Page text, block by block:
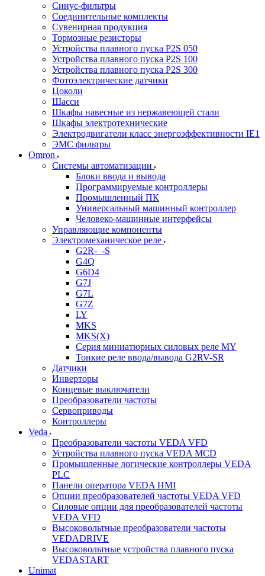
Синус-фильтры
Соединительные комплекты
Сувенирная продукция
Тормозные резисторы
Устройства плавного пуска P2S 050
Устройства плавного пуска P2S 100
Устройства плавного пуска P2S 300
Фотоэлектрические датчики
Цоколи
Шасси
Шкафы навесные из нержавеющей стали
Шкафы электротехнические
Электродвигатели класс энергоэффективности IE1
ЭМС фильтры
Omron
Системы автоматизации
Блоки ввода и вывода
Программируемые контроллеры
Промышленный ПК
Универсальный машинный контроллер
Человеко-машинные интерфейсы
Управляющие компоненты
Электромеханическое реле
G2R-_-S
G4Q
G6D4
G7J
G7L
G7Z
LY
MKS
MKS(X)
Серия миниатюрных силовых реле MY
Тонкие реле ввода/вывода G2RV-SR
Датчики
Инверторы
Концевые выключатели
Преобразователи частоты
Сервоприводы
Контроллеры
Veda
Преобразователи частоты VEDA VFD
Устройства плавного пуска VEDA MCD
Промышленные логические контроллеры VEDA
PLC
Панели оператора VEDA HMI
Опции преобразователей частоты VEDA VFD
Силовые опции для преобразователей частоты
VEDA VFD
Высоковольтные преобразователи частоты
VEDADRIVE
Высоковольтные устройства плавного пуска
VEDASTART
Unimat